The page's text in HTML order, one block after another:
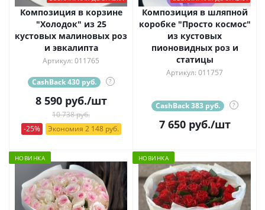
Композиция в корзине
"Холодок" из 25
кустовых малиновых роз
и эвкалипта
Артикул: 011765
CashBack 430 руб. ?
8 590руб./шт
10 738 руб.
-25%
Экономия 2 148 руб.
Композиция в шляпной
коробке "Просто космос"
из кустовых
пионовидных роз и
статицы
Артикул: 011757
CashBack 383 руб. ?
7 650руб./шт
НОВИНКА НОВИНКА